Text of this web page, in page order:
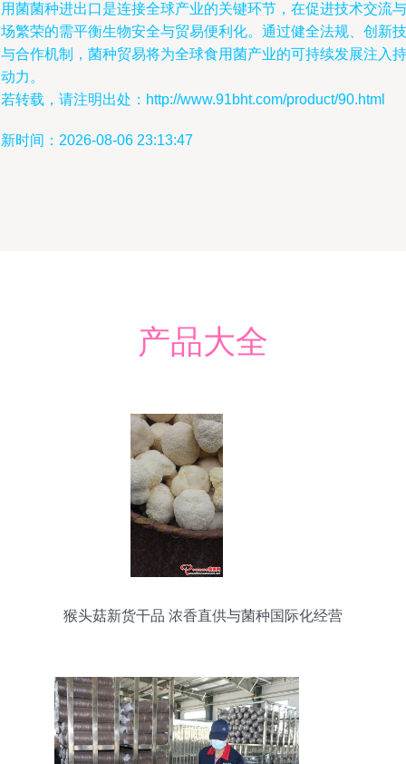
菌菌种进出口是连接全球产业的关键环节，在促进技术交流与
繁荣的需平衡生物安全与贸易便利化。通过健全法规、创新技
合作机制，菌种贸易将为全球食用菌产业的可持续发展注入持
力。
转载，请注明出处：http://www.91bht.com/product/90.html
时间：2026-08-06 23:13:47
产品大全
猴头菇新货干品 浓香直供与菌种国际化经营